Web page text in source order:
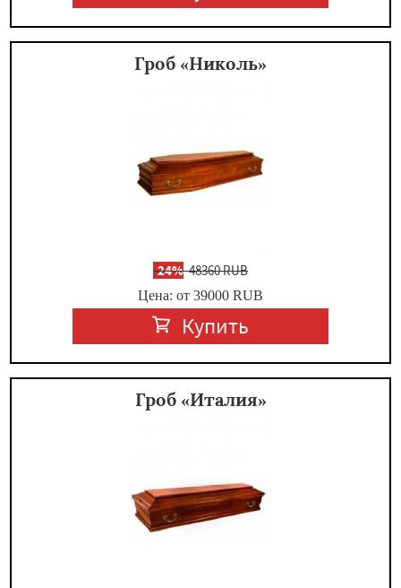
Гроб «Николь»
-24%48360 RUB
Цена: от 39000 RUB
Купить
Гроб «Италия»